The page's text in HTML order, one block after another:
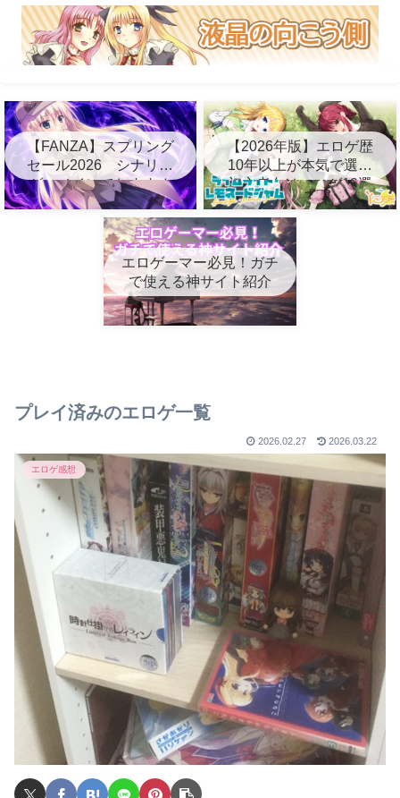
【FANZA】スプリング
セール2026 シナリオ
ゲーメインでおすすめ
10選
【2026年版】エロゲ歴
10年以上が本気で選ぶ
初心者向けエロゲ10選
エロゲーマー必見！ガチ
で使える神サイト紹介
プレイ済みのエロゲ一覧
2026.02.27 2026.03.22
エロゲ感想